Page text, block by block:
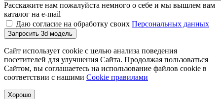
Расскажите нам пожалуйста немного о себе и мы вышлем вам
каталог на e-mail
Даю согласие на обработку своих Персональных данных
Запросить 3d модель
Сайт использует cookie с целью анализа поведения
посетителей для улучшения Сайта. Продолжая пользоваться
Сайтом, вы соглашаетесь на использование файлов cookie в
соответствии с нашими Cookiе правилами
Хорошо